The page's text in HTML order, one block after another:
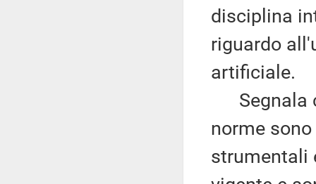
disciplina
riguardo
artificiale.
Segnala
norme
strumentali